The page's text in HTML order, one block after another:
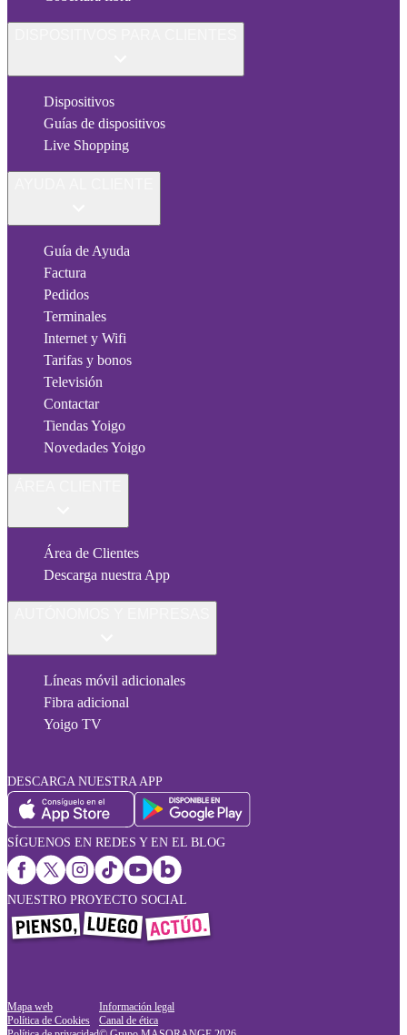
Dispositivos
Guías de dispositivos
Live Shopping
Guía de Ayuda
Factura
Pedidos
Terminales
Internet y Wifi
Tarifas y bonos
Televisión
Contactar
Tiendas Yoigo
Novedades Yoigo
Área de Clientes
Descarga nuestra App
Líneas móvil adicionales
Fibra adicional
Yoigo TV
DESCARGA NUESTRA APP
SÍGUENOS EN REDES Y EN EL BLOG
NUESTRO PROYECTO SOCIAL
Mapa web
Política de Cookies
Información legal
Canal de ética